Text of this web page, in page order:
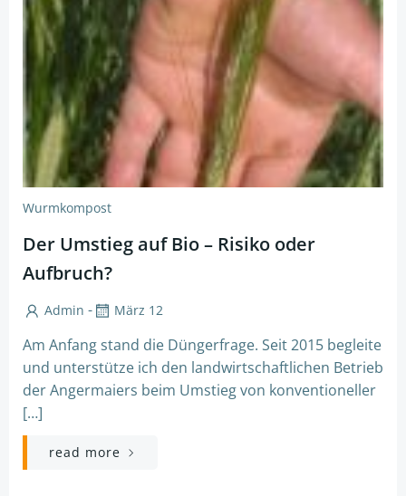
Wurmkompost
Der Umstieg auf Bio – Risiko oder
Aufbruch?
Admin - März 12
Am Anfang stand die Düngerfrage. Seit 2015 begleite
und unterstütze ich den landwirtschaftlichen Betrieb
der Angermaiers beim Umstieg von konventioneller
[…]
read more